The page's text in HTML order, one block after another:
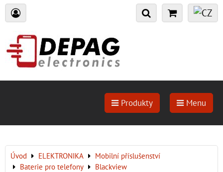
Produkty Menu
Úvod ELEKTRONIKA
Mobilní příslušenství
Baterie pro telefony
Blackview